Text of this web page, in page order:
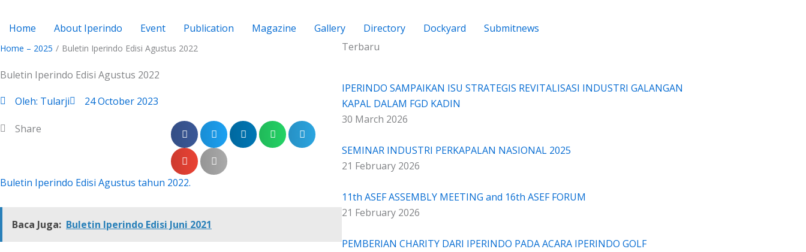
Home About Iperindo Event Publication Magazine Gallery Directory Dockyard Submitnews
Home – 2025 / Buletin Iperindo Edisi Agustus 2022
Buletin Iperindo Edisi Agustus 2022
Oleh: Tularji 24 October 2023
Share
Buletin Iperindo Edisi Agustus tahun 2022.
Baca Juga: Buletin Iperindo Edisi Juni 2021
Terbaru
IPERINDO SAMPAIKAN ISU STRATEGIS REVITALISASI INDUSTRI GALANGAN
KAPAL DALAM FGD KADIN
30 March 2026
SEMINAR INDUSTRI PERKAPALAN NASIONAL 2025
21 February 2026
11th ASEF ASSEMBLY MEETING and 16th ASEF FORUM
21 February 2026
PEMBERIAN CHARITY DARI IPERINDO PADA ACARA IPERINDO GOLF